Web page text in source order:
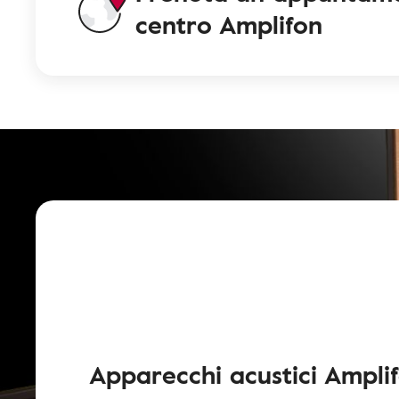
centro Amplifon
Apparecchi acustici